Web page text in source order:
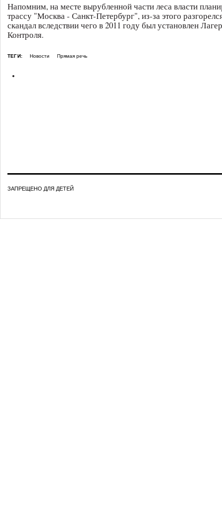
Напомним, на месте вырубленной части леса власти
трассу "Москва - Санкт-Петербург", из-за этого
скандал вследствии чего в 2011 году был установлен
Контроля.
ТЕГИ: Новости Прямая речь
ЗАПРЕЩЕНО ДЛЯ ДЕТЕЙ